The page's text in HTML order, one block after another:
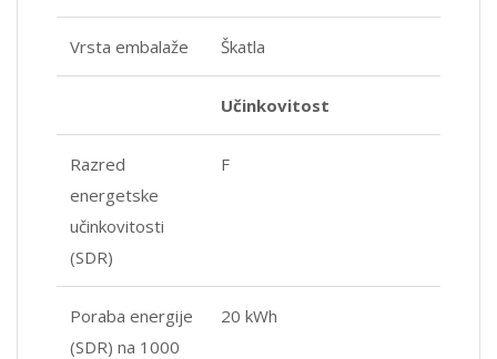
Vrsta embalaže Škatla
Učinkovitost
Razred
energetske
učinkovitosti
(SDR)
F
Poraba energije
(SDR) na 1000
20 kWh